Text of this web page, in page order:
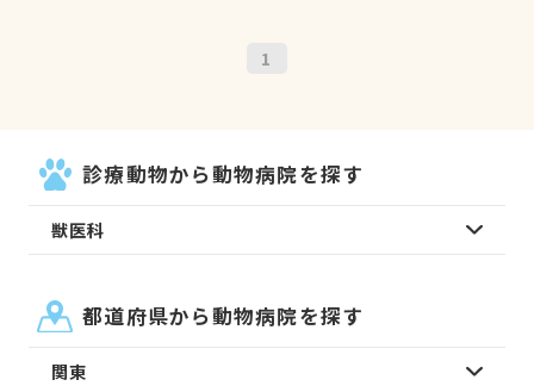
1
診療動物から動物病院を探す
獣医科
都道府県から動物病院を探す
関東